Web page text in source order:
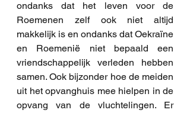
ondanks dat het leven voor de
Roemenen zelf ook niet altijd
makkelijk is en ondanks dat Oekraïne
en Roemenië niet bepaald een
vriendschappelijk verleden hebben
samen. Ook bijzonder hoe de meiden
uit het opvanghuis mee hielpen in de
opvang van de vluchtelingen. Er